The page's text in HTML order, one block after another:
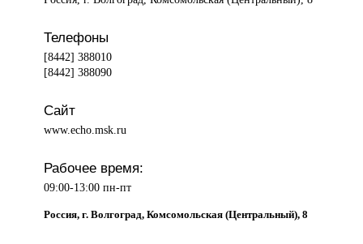
Телефоны
[8442] 388010
[8442] 388090
Сайт
www.echo.msk.ru
Рабочее время:
09:00-13:00 пн-пт
Россия, г. Волгоград, Комсомольская (Центральный), 8